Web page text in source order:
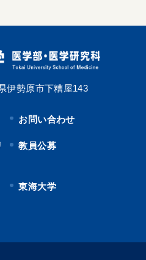
伊勢原市下糟屋143
お問い合わせ
教員公募
東海大学